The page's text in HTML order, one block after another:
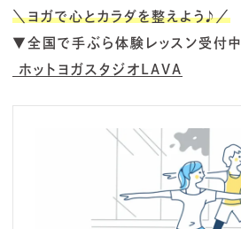
＼ヨガで心とカラダを整えよう♪／
▼全国で手ぶら体験レッスン受付中
ホットヨガスタジオLAVA